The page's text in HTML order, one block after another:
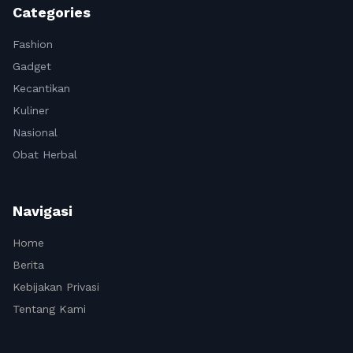
Categories
Fashion
Gadget
Kecantikan
Kuliner
Nasional
Obat Herbal
Navigasi
Home
Berita
Kebijakan Privasi
Tentang Kami